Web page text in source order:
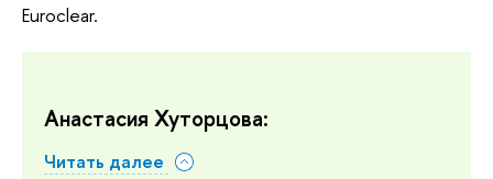
Euroclear.
Анастасия Хуторцова:
Читать далее